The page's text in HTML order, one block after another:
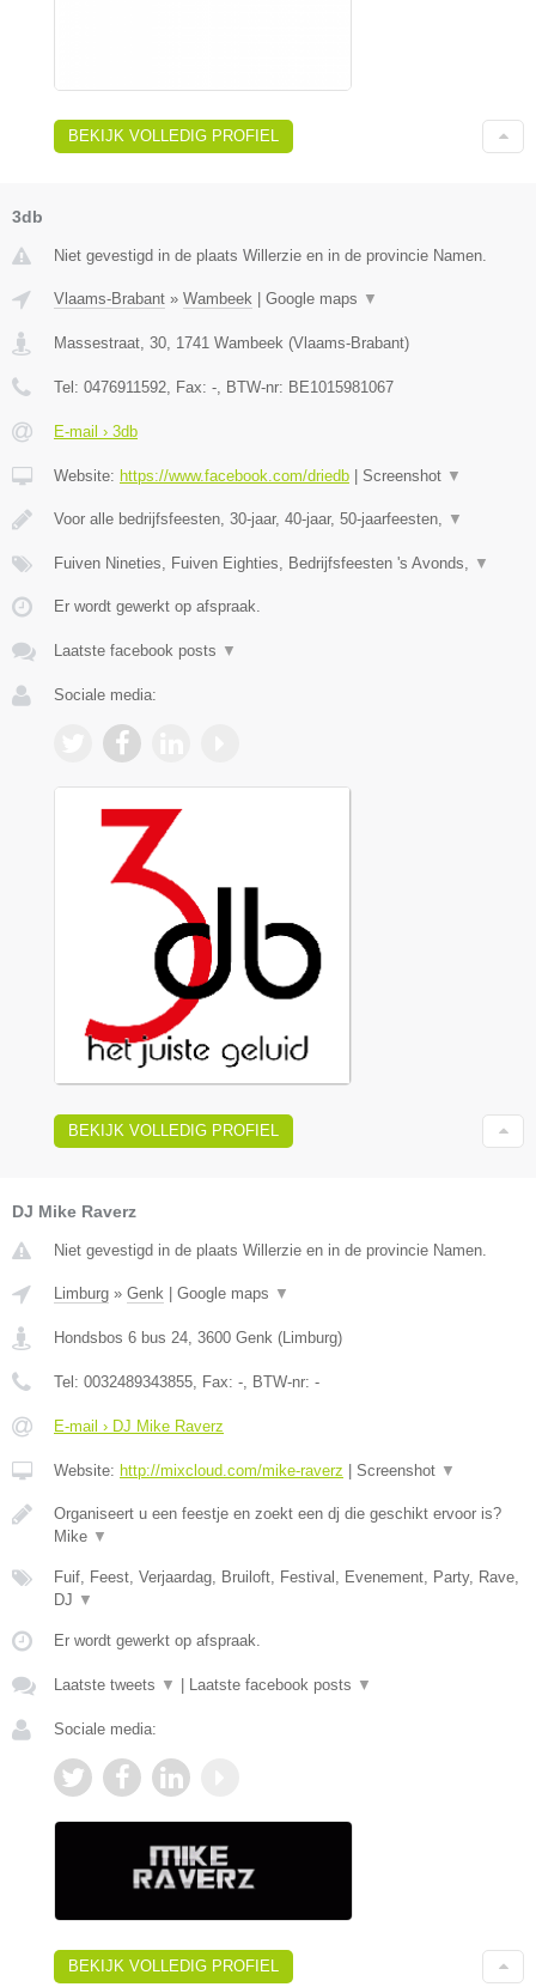
BEKIJK VOLLEDIG PROFIEL
3db
Niet gevestigd in de plaats Willerzie en in de provincie Namen.
Vlaams-Brabant » Wambeek Google maps ▼
Massestraat, 30 1741 Wambeek (Vlaams-Brabant)
Tel: 0476911592 , Fax: - , BTW-nr: BE1015981067
E-mail › 3db
Website: https://www.facebook.com/driedb Screenshot ▼
Voor alle bedrijfsfeesten, 30-jaar, 40-jaar, 50-jaarfeesten, ▼
Fuiven Nineties, Fuiven Eighties, Bedrijfsfeesten 's Avonds, ▼
Er wordt gewerkt op afspraak.
Laatste facebook posts ▼
Sociale media:
BEKIJK VOLLEDIG PROFIEL
DJ Mike Raverz
Niet gevestigd in de plaats Willerzie en in de provincie Namen.
Limburg » Genk Google maps ▼
Hondsbos 6 bus 24 3600 Genk ( Limburg)
Tel: 0032489343855 , Fax: - , BTW-nr: -
E-mail › DJ Mike Raverz
Website: http://mixcloud.com/mike-raverz Screenshot ▼
Organiseert u een feestje en zoekt een dj die geschikt ervoor is?
Mike ▼
Fuif, Feest, Verjaardag, Bruiloft, Festival, Evenement, Party, Rave,
DJ ▼
Er wordt gewerkt op afspraak.
Laatste tweets ▼ Laatste facebook posts ▼
Sociale media:
BEKIJK VOLLEDIG PROFIEL